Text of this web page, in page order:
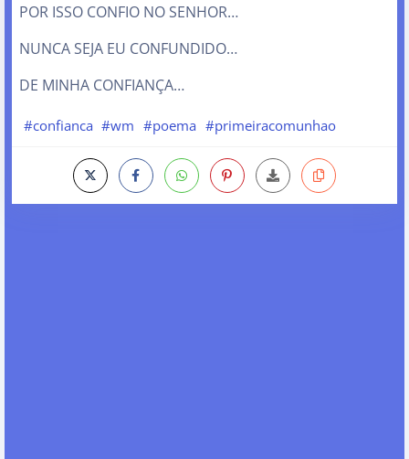
POR ISSO CONFIO NO SENHOR…
NUNCA SEJA EU CONFUNDIDO…
DE MINHA CONFIANÇA…
#confianca #wm #poema #primeiracomunhao